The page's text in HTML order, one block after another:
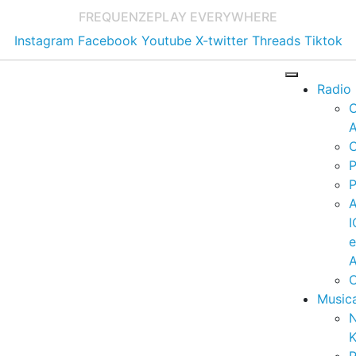
FREQUENZEPLAY EVERYWHERE
Instagram Facebook Youtube X-twitter Threads Tiktok
Radio
e